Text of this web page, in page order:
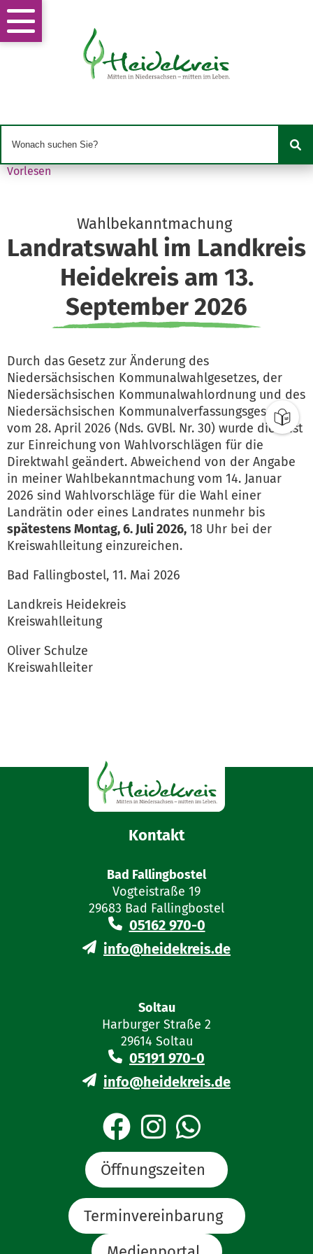
Vorlesen
Wahlbekanntmachung
Landratswahl im Landkreis
Heidekreis am 13.
September 2026
Durch das Gesetz zur Änderung des
Niedersächsischen Kommunalwahlgesetzes, der
Niedersächsischen Kommunalwahlordnung und des
Niedersächsischen Kommunalverfassungsgesetzes
vom 28. April 2026 (Nds. GVBl. Nr. 30) wurde die Frist
zur Einreichung von Wahlvorschlägen für die
Direktwahl geändert. Abweichend von der Angabe
in meiner Wahlbekanntmachung vom 14. Januar
2026 sind Wahlvorschläge für die Wahl einer
Landrätin oder eines Landrates nunmehr bis
spätestens Montag, 6. Juli 2026, 18 Uhr bei der
Kreiswahlleitung einzureichen.
Bad Fallingbostel, 11. Mai 2026
Landkreis Heidekreis
Kreiswahlleitung
Oliver Schulze
Kreiswahlleiter
Kontakt
Bad Fallingbostel
Vogteistraße 19
29683 Bad Fallingbostel
05162 970-0
info@heidekreis.de
Soltau
Harburger Straße 2
29614 Soltau
05191 970-0
info@heidekreis.de
Öffnungszeiten
Terminvereinbarung